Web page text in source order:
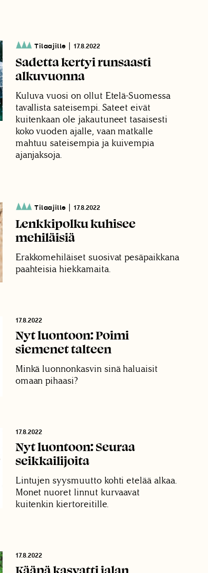
Tilaajille | 17.8.2022
Sadetta kertyi runsaasti
alkuvuonna
Kuluva vuosi on ollut Etelä-Suomessa
tavallista sateisempi. Sateet eivät
kuitenkaan ole jakautuneet tasaisesti
koko vuoden ajalle, vaan matkalle
mahtuu sateisempia ja kuivempia
ajanjaksoja.
Tilaajille | 17.8.2022
Lenkkipolku kuhisee
mehiläisiä
Erakkomehiläiset suosivat pesäpaikkana
paahteisia hiekkamaita.
17.8.2022
Nyt luontoon: Poimi
siemenet talteen
Minkä luonnonkasvin sinä haluaisit
omaan pihaasi?
17.8.2022
Nyt luontoon: Seuraa
seikkailijoita
Lintujen syysmuutto kohti etelää alkaa.
Monet nuoret linnut kurvaavat
kuitenkin kiertoreitille.
17.8.2022
Kääpä kasvatti jalan